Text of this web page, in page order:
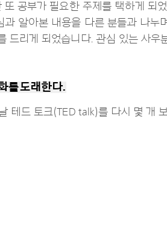
공부가 필요한 주제를 택하게 되
과 알아본 내용을 다른 분들과 나누
드리게 되었습니다. 관심 있는 사
를 도래한다.
테드 토크(TED talk)를 다시 몇 개